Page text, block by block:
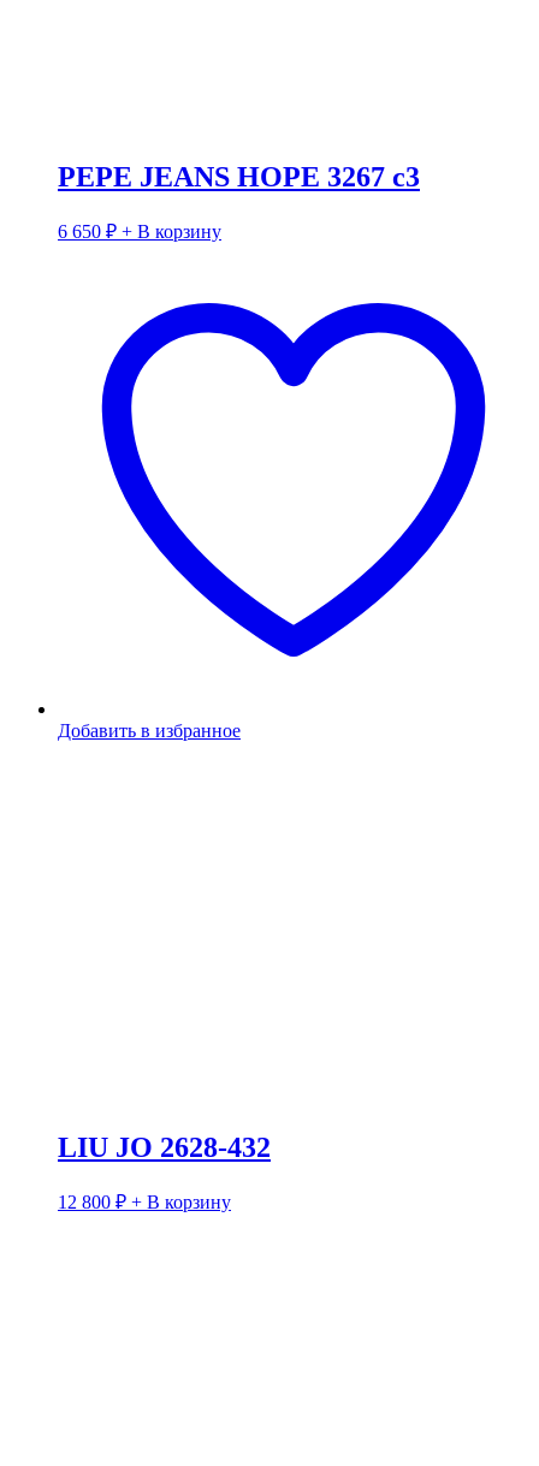
PEPE JEANS HOPE 3267 c3
6 650 ₽ + В корзину
Добавить в избранное
LIU JO 2628-432
12 800 ₽ + В корзину